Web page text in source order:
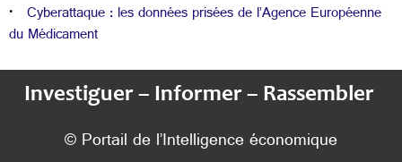
· Cyberattaque : les données prisées de l’Agence Européenne
du Médicament
Investiguer – Informer – Rassembler
© Portail de l’Intelligence économique